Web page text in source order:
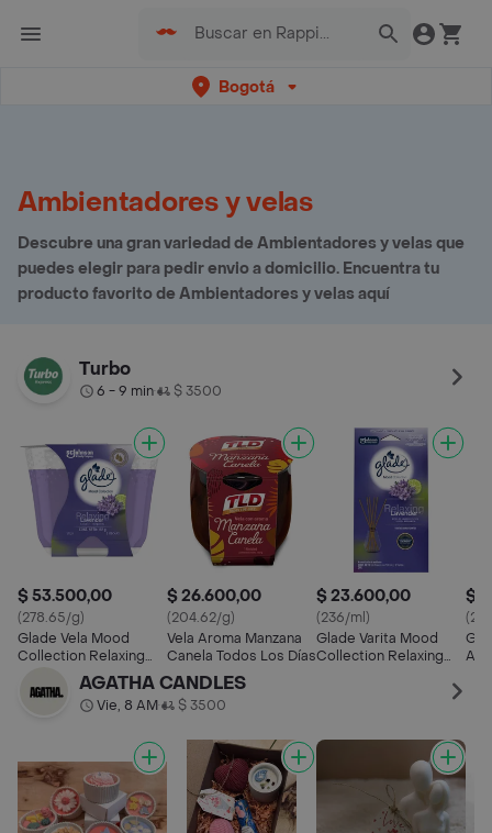
Bogotá
Ambientadores y velas
Descubre una gran variedad de Ambientadores y velas que
puedes elegir para pedir envio a domicilio. Encuentra tu
producto favorito de Ambientadores y velas aquí
Turbo
6 - 9 min• $ 3500
$ 53.500,00
(278.65/g)
Glade Vela Mood
Collection Relaxing
Lavender 192 g
$ 26.600,00
(204.62/g)
Vela Aroma Manzana
Canela Todos Los Días
$ 23.600,00
(236/ml)
Glade Varita Mood
Collection Relaxing
$
AGATHA CANDLES
Vie, 8 AM• $ 3500